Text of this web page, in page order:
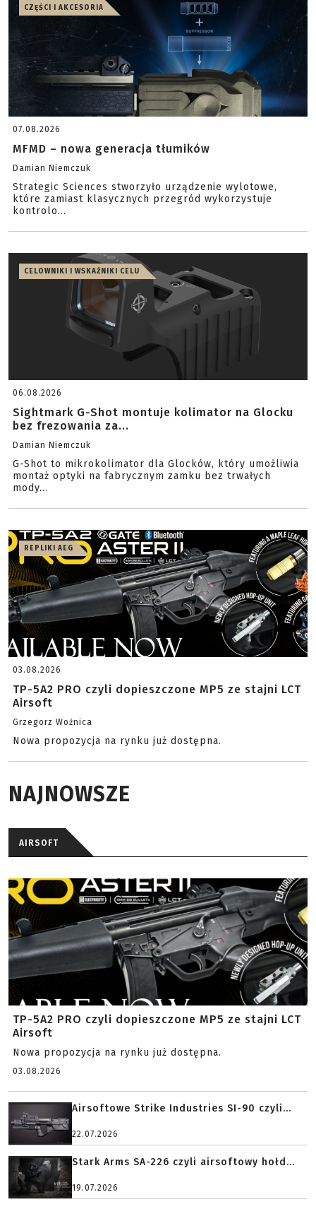
CZĘŚCI I AKCESORIA
07.08.2026
MFMD – nowa generacja tłumików
Damian Niemczuk
Strategic Sciences stworzyło urządzenie wylotowe,
które zamiast klasycznych przegród wykorzystuje
kontrolo...
CELOWNIKI I WSKAŹNIKI CELU
06.08.2026
Sightmark G-Shot montuje kolimator na Glocku
bez frezowania za...
Damian Niemczuk
G-Shot to mikrokolimator dla Glocków, który umożliwia
montaż optyki na fabrycznym zamku bez trwałych
mody...
REPLIKI AEG
03.08.2026
TP-5A2 PRO czyli dopieszczone MP5 ze stajni LCT
Airsoft
Grzegorz Woźnica
Nowa propozycja na rynku już dostępna.
NAJNOWSZE
AIRSOFT
TP-5A2 PRO czyli dopieszczone MP5 ze stajni LCT
Airsoft
Nowa propozycja na rynku już dostępna.
03.08.2026
Airsoftowe Strike Industries SI-90 czyli...
22.07.2026
Stark Arms SA-226 czyli airsoftowy hołd...
19.07.2026